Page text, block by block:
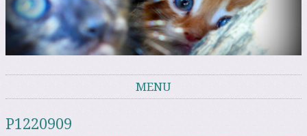
MENU
P1220909